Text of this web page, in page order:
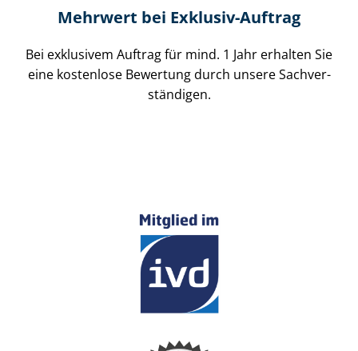
Mehrwert bei Exklusiv-Auftrag
Bei exklusivem Auftrag für mind. 1 Jahr erhalten Sie
eine kostenlose Bewertung durch unsere Sach­ver­
stän­di­gen.